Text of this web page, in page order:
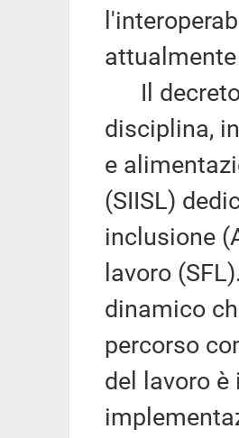
Il decreto
disciplina,
e
(SIISL)
inclusione
lavoro
dinamico
percorso
del lavoro